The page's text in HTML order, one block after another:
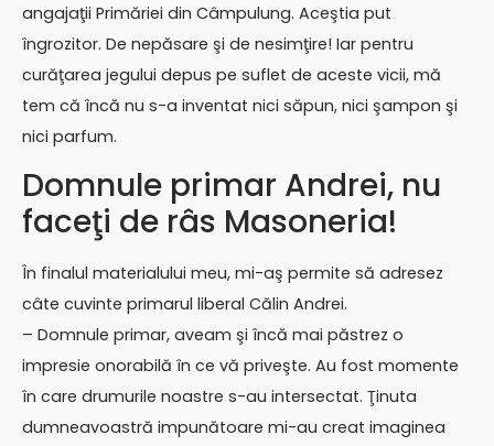
angajaţii Primăriei din Câmpulung. Aceştia put
îngrozitor. De nepăsare şi de nesimţire! Iar pentru
curăţarea jegului depus pe suflet de aceste vicii, mă
tem că încă nu s-a inventat nici săpun, nici şampon şi
nici parfum.
Domnule primar Andrei, nu
faceţi de râs Masoneria!
În finalul materialului meu, mi-aş permite să adresez
câte cuvinte primarul liberal Călin Andrei.
– Domnule primar, aveam şi încă mai păstrez o
impresie onorabilă în ce vă priveşte. Au fost momente
în care drumurile noastre s-au intersectat. Ţinuta
dumneavoastră impunătoare mi-au creat imaginea